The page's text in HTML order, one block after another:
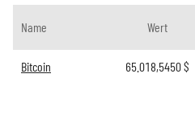
Name Wert
Bitcoin 65.018,5450$